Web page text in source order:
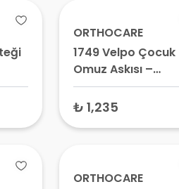
ORTHOCARE
1749 Velpo Çocuk
Omuz Askısı –
Medikal Kol Askısı,
Velpo Bandajı
₺ 1,235
ORTHOCARE